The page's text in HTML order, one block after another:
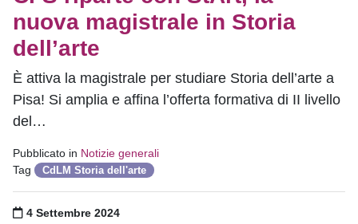
nuova magistrale in Storia
dell’arte
È attiva la magistrale per studiare Storia dell’arte a
Pisa! Si amplia e affina l’offerta formativa di II livello
del…
Pubblicato in Notizie generali
Tag
CdLM Storia dell'arte
Pubblicato il
4 Settembre 2024